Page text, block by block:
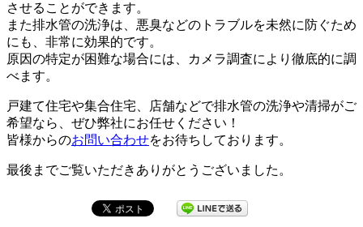
させることができます。
また排水管の洗浄は、悪臭などのトラブルを未然に防ぐため
にも、非常に効果的です。
原因の特定が困難な場合には、カメラ調査により徹底的に調
べます。
戸建て住宅や集合住宅、店舗などで排水管の洗浄や清掃がご
希望なら、ぜひ弊社にお任せください！
皆様からのお問い合わせをお待ちしております。
最後までご覧いただきありがとうございました。